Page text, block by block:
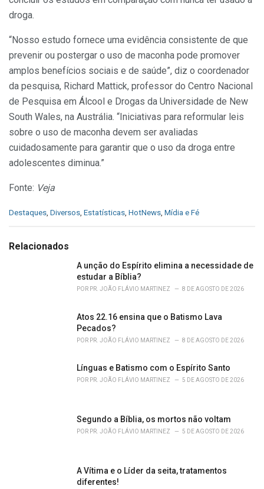
droga.
“Nosso estudo fornece uma evidência consistente de que
prevenir ou postergar o uso de maconha pode promover
amplos benefícios sociais e de saúde”, diz o coordenador
da pesquisa, Richard Mattick, professor do Centro Nacional
de Pesquisa em Álcool e Drogas da Universidade de New
South Wales, na Austrália. “Iniciativas para reformular leis
sobre o uso de maconha devem ser avaliadas
cuidadosamente para garantir que o uso da droga entre
adolescentes diminua.”
Fonte: Veja
C
e
Destaques Diversos Estatísticas HotNews Mídia e Fé
Relacionados
A unção do Espírito elimina a necessidade de
estudar a Bíblia?
POR PR. JOÃO FLÁVIO MARTINEZ 8 DE AGOSTO DE 2026
Atos 22.16 ensina que o Batismo Lava
Pecados?
POR PR. JOÃO FLÁVIO MARTINEZ 8 DE AGOSTO DE 2026
Línguas e Batismo com o Espírito Santo
POR PR. JOÃO FLÁVIO MARTINEZ 5 DE AGOSTO DE 2026
Segundo a Bíblia, os mortos não voltam
POR PR. JOÃO FLÁVIO MARTINEZ 5 DE AGOSTO DE 2026
A Vítima e o Líder da seita, tratamentos
diferentes!